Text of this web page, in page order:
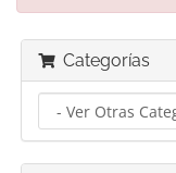
Categorías